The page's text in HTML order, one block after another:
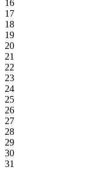
16
17
18
19
20
21
22
23
24
25
26
27
28
29
30
31